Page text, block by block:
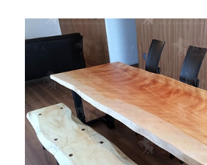
MOKUBA について
商品情報
直営店